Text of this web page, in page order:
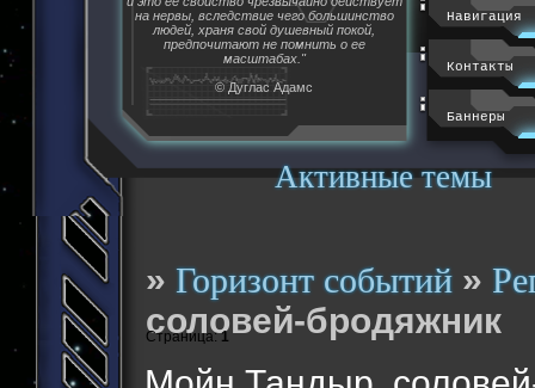
Активные темы
на нервы, вследствие чего большинство
людей, храня свой душевный покой,
предпочитают не помнить о ее
масштабах."
© Дуглас Адамс
Навигация
Контакты
Баннеры
»Горизонт событий »
соловей-бродяжник
Страница:1